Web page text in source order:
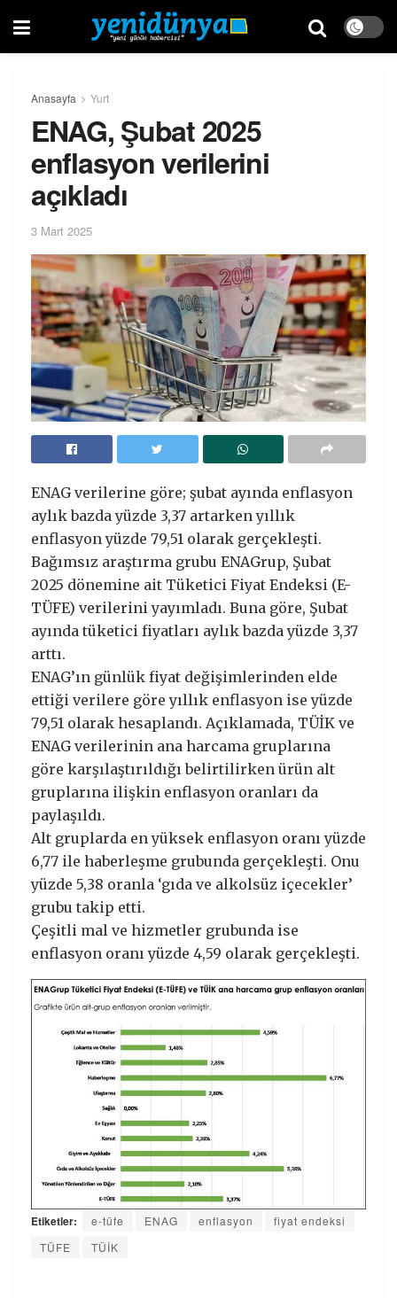
Anasayfa Yurt
ENAG, Şubat 2025
enflasyon verilerini
açıkladı
3 Mart 2025
ENAG verilerine göre; şubat ayında enflasyon
aylık bazda yüzde 3,37 artarken yıllık
enflasyon yüzde 79,51 olarak gerçekleşti.
Bağımsız araştırma grubu ENAGrup, Şubat
2025 dönemine ait Tüketici Fiyat Endeksi (E-
TÜFE) verilerini yayımladı. Buna göre, Şubat
ayında tüketici fiyatları aylık bazda yüzde 3,37
arttı.
ENAG’ın günlük fiyat değişimlerinden elde
ettiği verilere göre yıllık enflasyon ise yüzde
79,51 olarak hesaplandı. Açıklamada, TÜİK ve
ENAG verilerinin ana harcama gruplarına
göre karşılaştırıldığı belirtilirken ürün alt
gruplarına ilişkin enflasyon oranları da
paylaşıldı.
Alt gruplarda en yüksek enflasyon oranı yüzde
6,77 ile haberleşme grubunda gerçekleşti. Onu
yüzde 5,38 oranla ‘gıda ve alkolsüz içecekler’
grubu takip etti.
Çeşitli mal ve hizmetler grubunda ise
enflasyon oranı yüzde 4,59 olarak gerçekleşti.
Etiketler: e-tüfe ENAG enflasyon
fiyat endeksi
TÜFE
TÜİK